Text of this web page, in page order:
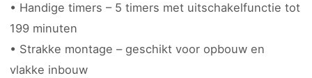
• Handige timers – 5 timers met uitschakelfunctie tot
199 minuten
• Strakke montage – geschikt voor opbouw en
vlakke inbouw